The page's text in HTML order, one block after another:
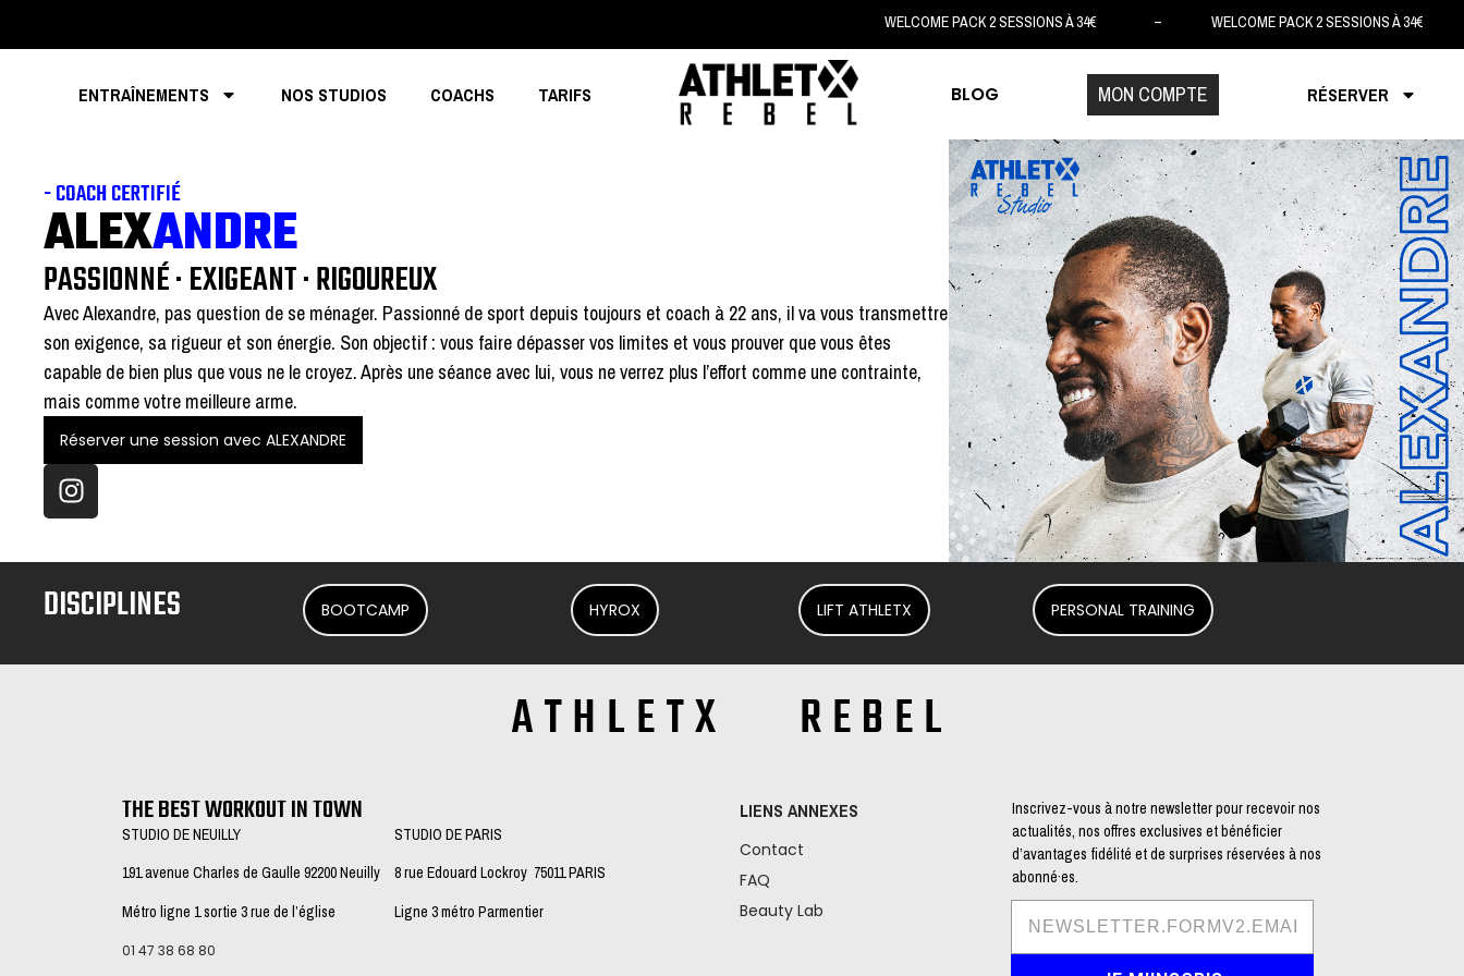
WELCOME PACK 2 SESSIONS À 34€ – WELCOME PACK 2 SESSIONS À
ENTRAÎNEMENTS NOS STUDIOS COACHS TARIFS BLOG MON COMPTE RÉSERVER
- COACH CERTIFIÉ
ALEXANDRE
PASSIONNÉ · EXIGEANT · RIGOUREUX
Avec Alexandre, pas question de se ménager. Passionné de sport depuis toujours et coach à 22 ans, il va vous transmettre
son exigence, sa rigueur et son énergie. Son objectif : vous faire dépasser vos limites et vous prouver que vous êtes
capable de bien plus que vous ne le croyez. Après une séance avec lui, vous ne verrez plus l’effort comme une contrainte,
mais comme votre meilleure arme.
Réserver une session avec ALEXANDRE
DISCIPLINES BOOTCAMP HYROX LIFT ATHLETX PERSONAL TRAINING
ATHLETX REBEL
THE BEST WORKOUT IN TOWN
STUDIO DE NEUILLY
191 avenue Charles de Gaulle 92200 Neuilly
Métro ligne 1 sortie 3 rue de l’église
01 47 38 68 80
STUDIO DE PARIS
8 rue Edouard Lockroy 75011 PARIS
Ligne 3 métro Parmentier
LIENS ANNEXES
Contact
FAQ
Beauty Lab
Inscrivez-vous à notre newsletter pour recevoir nos
actualités, nos offres exclusives et bénéficier
d’avantages fidélité et de surprises réservées à nos
abonné·es.